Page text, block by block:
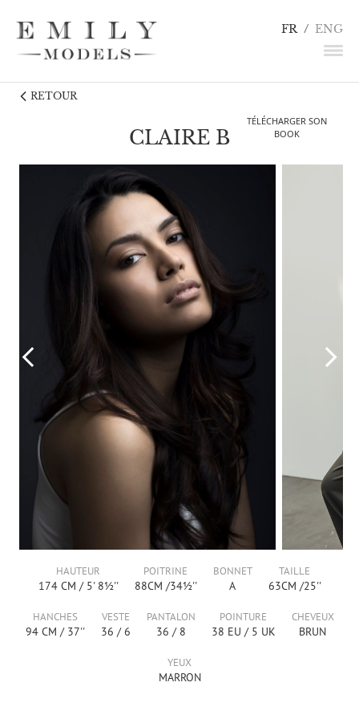
FR / ENG
NEWS
LINGERIE / DÉTAILS
CLAIRE B
RETOUR
TÉLÉCHARGER SON
BOOK
HAUTEUR
174CM / 5' 8½''
POITRINE
88CM /34½''
BONNET
A
TAILLE
63CM /25''
HANCHES
94CM / 37''
VESTE
36 /6
PANTALON
36 / 8
POINTURE
38 EU / 5 UK
CHEVEUX
BRUN
YEUX
MARRON